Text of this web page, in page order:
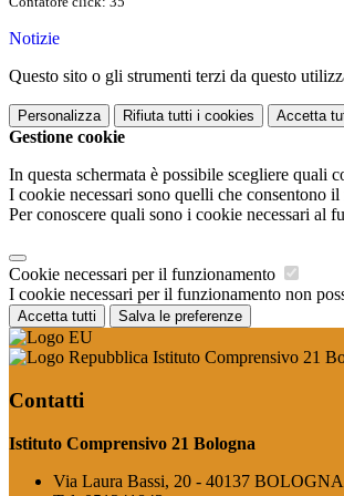
Notizie
Questo sito o gli strumenti terzi da questo
Personalizza Rifiuta tutti i cookies Accetta
Gestione cookie
In questa schermata è possibile scegliere quali
I cookie necessari sono quelli che consentono
Per conoscere quali sono i cookie necessari al
Cookie necessari per il funzionamento
I cookie necessari per il funzionamento non
Accetta tutti Salva le preferenze
Istituto Comprensivo 21
Contatti
Istituto Comprensivo 21 Bologna
Via Laura Bassi, 20 - 40137 BOLOGNA